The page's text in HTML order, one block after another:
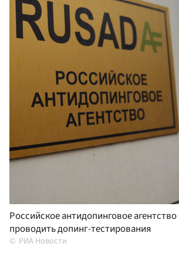
Российское антидопинговое
проводить допинг-тестирования
РИА Новости